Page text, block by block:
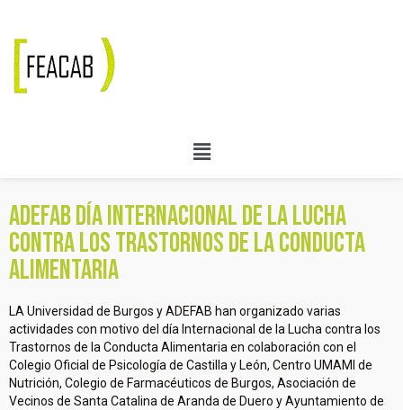
ADEFAB Día Internacional de la Lucha
contra los Trastornos de la Conducta
Alimentaria
LA Universidad de Burgos y ADEFAB han organizado varias
actividades con motivo del día Internacional de la Lucha contra los
Trastornos de la Conducta Alimentaria en colaboración con el
Colegio Oficial de Psicología de Castilla y León, Centro UMAMI de
Nutrición, Colegio de Farmacéuticos de Burgos, Asociación de
Vecinos de Santa Catalina de Aranda de Duero y Ayuntamiento de